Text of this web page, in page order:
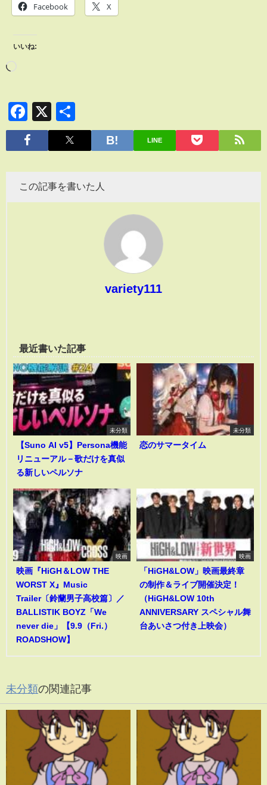
Facebook X
いいね:
Facebook
X
有
LINE
この記事を書いた人
variety111
最近書いた記事
未分類
【Suno AI v5】Persona機能
リニューアル－歌だけを真似
る新しいペルソナ
未分類
恋のサマータイム
映画
映画『HiGH＆LOW THE
WORST X』Music
Trailer〔鈴蘭男子高校篇〕／
BALLISTIK BOYZ「We
never die」【9.9（Fri.）
ROADSHOW】
映画
「HiGH&LOW」映画最終章
の制作＆ライブ開催決定！
（HiGH&LOW 10th
ANNIVERSARY スペシャル舞
台あいさつ付き上映会）
未分類の関連記事